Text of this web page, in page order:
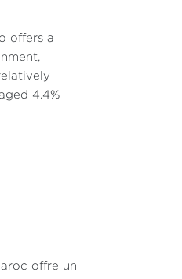
offers a
4.4%
offre un